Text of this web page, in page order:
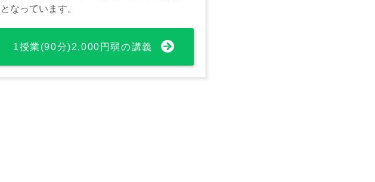
となっています。
1授業(90分)2,000円弱の講義